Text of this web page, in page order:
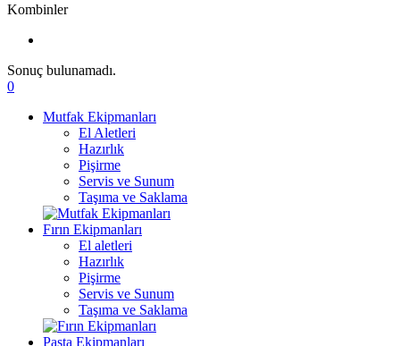
Kombinler
Sonuç bulunamadı.
0
Mutfak Ekipmanları
El Aletleri
Hazırlık
Pişirme
Servis ve Sunum
Taşıma ve Saklama
Fırın Ekipmanları
El aletleri
Hazırlık
Pişirme
Servis ve Sunum
Taşıma ve Saklama
Pasta Ekipmanları